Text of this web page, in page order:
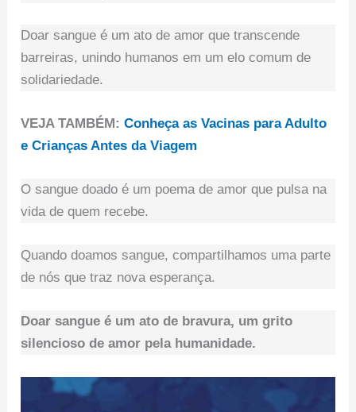
Doar sangue é um ato de amor que transcende
barreiras, unindo humanos em um elo comum de
solidariedade.
VEJA TAMBÉM:Conheça as Vacinas para Adulto
e Crianças Antes da Viagem
O sangue doado é um poema de amor que pulsa na
vida de quem recebe.
Quando doamos sangue, compartilhamos uma parte
de nós que traz nova esperança.
Doar sangue é um ato de bravura, um grito
silencioso de amor pela humanidade.